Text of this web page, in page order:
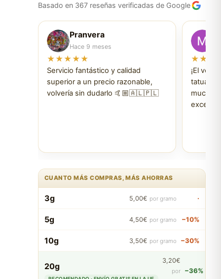
Basado en 367 reseñas verificadas de Google
Pranvera
Hace 9 meses
★★★★★
Servicio fantástico y calidad
superior a un precio razonable,
volvería sin dudarlo 🤙🏼🇦🇱🇵🇱
¡El
tatuajes
CUANTO MÁS COMPRAS, MÁS AHORRAS
3g 5,00€ por gramo ·
5g 4,50€ por gramo −10%
10g 3,50€ por gramo −30%
20g
3,20€
por
−36%